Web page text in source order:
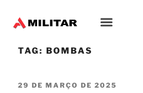
TAG: BOMBAS
29 DE MARÇO DE 2025